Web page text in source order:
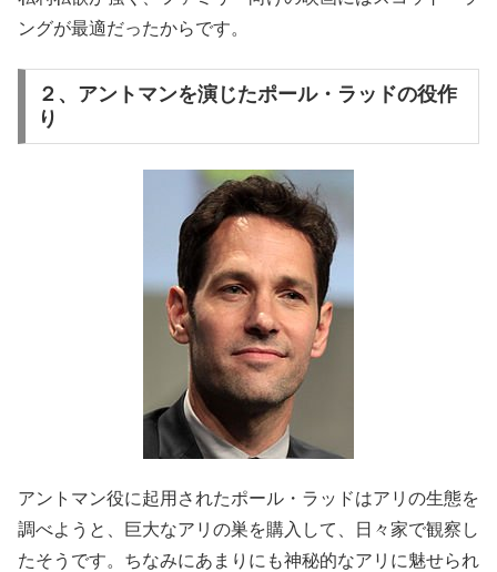
ングが最適だったからです。
２、アントマンを演じたポール・ラッドの役作
り
アントマン役に起用されたポール・ラッドはアリの生態を
調べようと、巨大なアリの巣を購入して、日々家で観察し
たそうです。ちなみにあまりにも神秘的なアリに魅せられ